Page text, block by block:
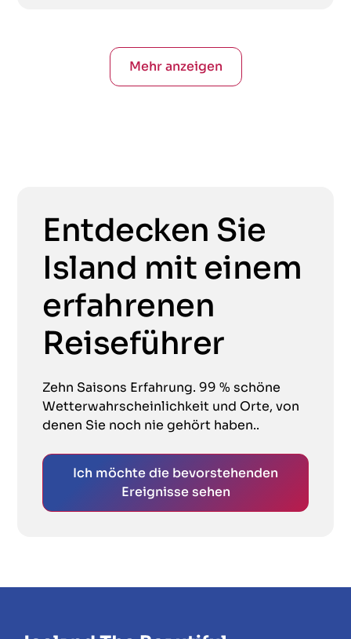
Mehr anzeigen
Entdecken Sie
Island mit einem
erfahrenen
Reiseführer
Zehn Saisons Erfahrung. 99 % schöne
Wetterwahrscheinlichkeit und Orte, von
denen Sie noch nie gehört haben..
Ich möchte die bevorstehenden
Ereignisse sehen